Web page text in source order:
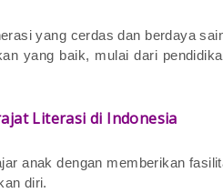
yang cerdas dan berdaya
yang baik, mulai dari
Literasi di Indonesia
anak dengan memberikan
diri.